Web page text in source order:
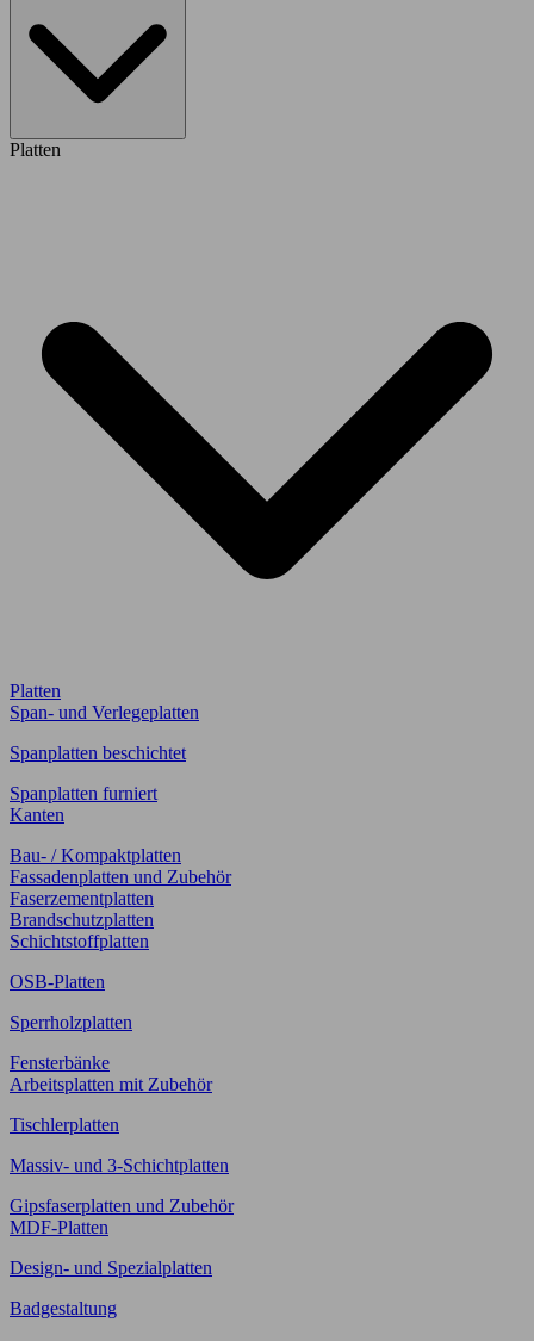
Platten
Platten
Span- und Verlegeplatten
Spanplatten beschichtet
Spanplatten furniert
Kanten
Bau- / Kompaktplatten
Fassadenplatten und Zubehör
Faserzementplatten
Brandschutzplatten
Schichtstoffplatten
OSB-Platten
Sperrholzplatten
Fensterbänke
Arbeitsplatten mit Zubehör
Tischlerplatten
Massiv- und 3-Schichtplatten
Gipsfaserplatten und Zubehör
MDF-Platten
Design- und Spezialplatten
Badgestaltung